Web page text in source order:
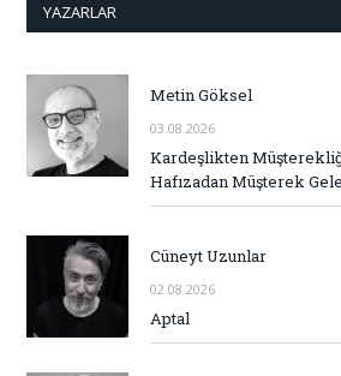
YAZARLAR
Metin Göksel
03.08.2026
Kardeşlikten
Hafızadan Müşterek
Cüneyt Uzunlar
02.08.2026
Aptal